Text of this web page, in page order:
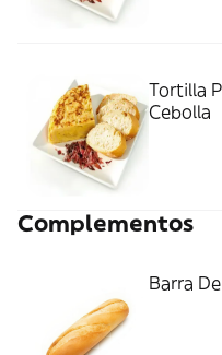
Tortilla
Cebolla
Complementos
Barra